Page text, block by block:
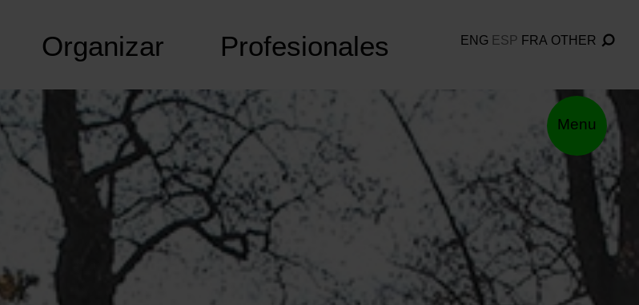
Organizar Profesionales ENG ESP FRA OTHER
Menu